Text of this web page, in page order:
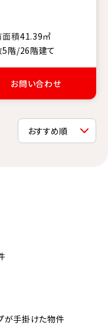
面積41.39㎡
5階/26階建て
お問い合わせ
が手掛けた物件